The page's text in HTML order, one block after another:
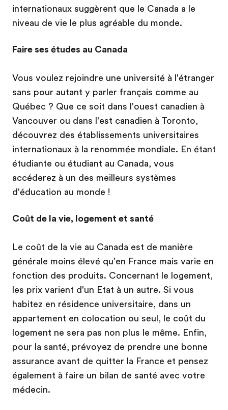
internationaux suggèrent que le Canada a le
niveau de vie le plus agréable du monde.
Faire ses études au Canada
Vous voulez rejoindre une université à l'étranger
sans pour autant y parler français comme au
Québec ? Que ce soit dans l'ouest canadien à
Vancouver ou dans l'est canadien à Toronto,
découvrez des établissements universitaires
internationaux à la renommée mondiale. En étant
étudiante ou étudiant au Canada, vous
accéderez à un des meilleurs systèmes
d'éducation au monde !
Coût de la vie, logement et santé
Le coût de la vie au Canada est de manière
générale moins élevé qu'en France mais varie en
fonction des produits. Concernant le logement,
les prix varient d'un Etat à un autre. Si vous
habitez en résidence universitaire, dans un
appartement en colocation ou seul, le coût du
logement ne sera pas non plus le même. Enfin,
pour la santé, prévoyez de prendre une bonne
assurance avant de quitter la France et pensez
également à faire un bilan de santé avec votre
médecin.